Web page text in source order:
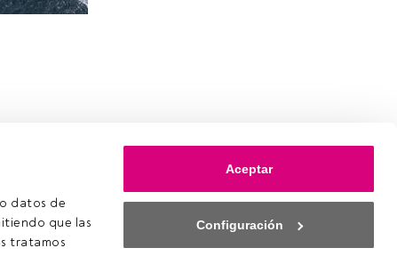
datos de
que las
tratamos
Aceptar
Configuración